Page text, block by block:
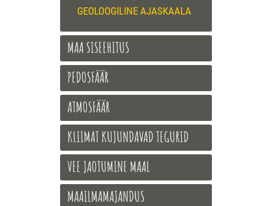
GEOLOOGILINE AJASKAALA
MAA SISEEHITUS
PEDOSFÄÄR
ATMOSFÄÄR
KLIIMAT KUJUNDAVAD TEGURID
VEE JAOTUMINE MAAL
MAAILMAMAJANDUS